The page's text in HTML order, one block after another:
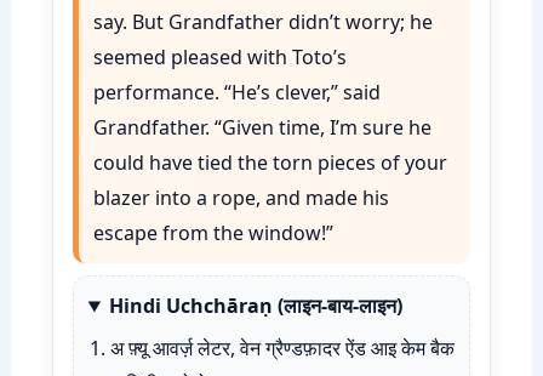
say. But Grandfather didn’t worry; he
seemed pleased with Toto’s
performance. “He’s clever,” said
Grandfather. “Given time, I’m sure he
could have tied the torn pieces of your
blazer into a rope, and made his
escape from the window!”
Hindi Uchchāraṇ (लाइन-बाय-लाइन)
अ फ़्यू आवर्ज़ लेटर, वेन ग्रैण्डफ़ादर ऐंड आइ केम बैक